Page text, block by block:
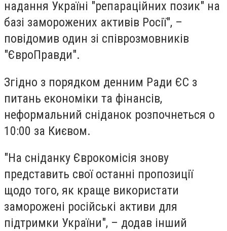
надання Україні "репараційних позик" на
базі заморожених активів Росії", –
повідомив один зі співрозмовників
"ЄвроПравди".
Згідно з порядком денним Ради ЄС з
питань економіки та фінансів,
неформальний сніданок розпочнеться о
10:00 за Києвом.
"На сніданку Єврокомісія знову
представить свої останні пропозиції
щодо того, як краще використати
заморожені російські активи для
підтримки України", – додав інший